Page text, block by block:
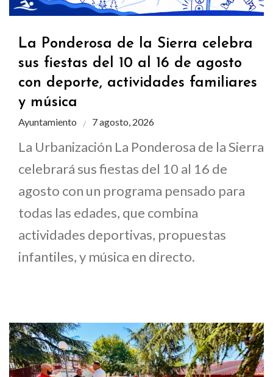
La Ponderosa de la Sierra celebra
sus fiestas del 10 al 16 de agosto
con deporte, actividades familiares
y música
Ayuntamiento 7 agosto, 2026
La Urbanización La Ponderosa de la Sierra
celebrará sus fiestas del 10 al 16 de
agosto con un programa pensado para
todas las edades, que combina
actividades deportivas, propuestas
infantiles, y música en directo.